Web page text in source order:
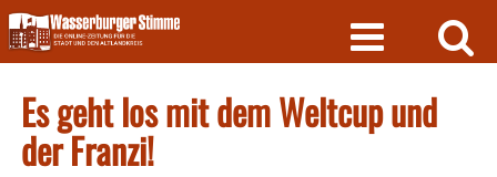
Skip
to
content
Es geht los mit dem Weltcup und
der Franzi!